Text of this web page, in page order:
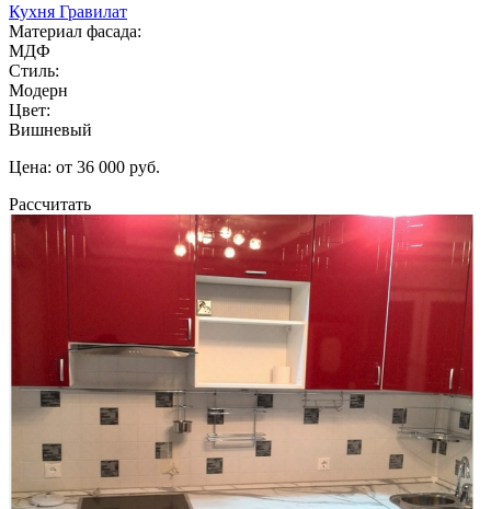
Кухня Гравилат
Материал фасада:
МДФ
Стиль:
Модерн
Цвет:
Вишневый
Цена: от 36 000 руб.
Рассчитать